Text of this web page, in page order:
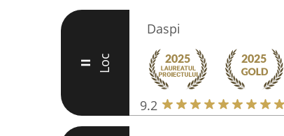
II Loc
Daspi
9.2